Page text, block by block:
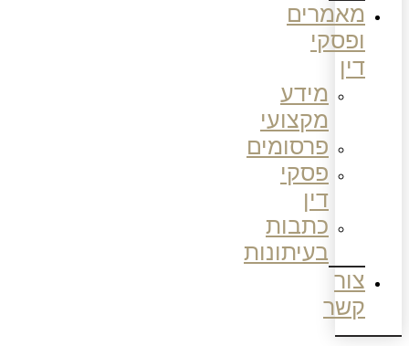
מאמרים
ופסקי
דין
מידע
מקצועי
פרסומים
פסקי
דין
כתבות
בעיתונות
צור
קשר